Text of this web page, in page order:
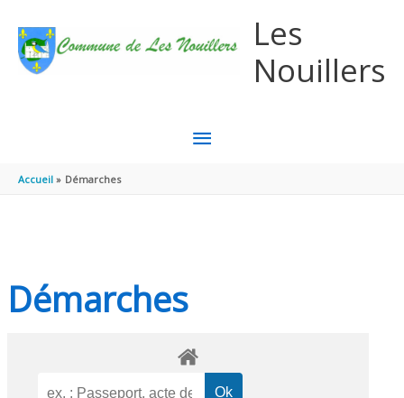
Les
Nouillers
MENU
Accueil Démarches
Démarches